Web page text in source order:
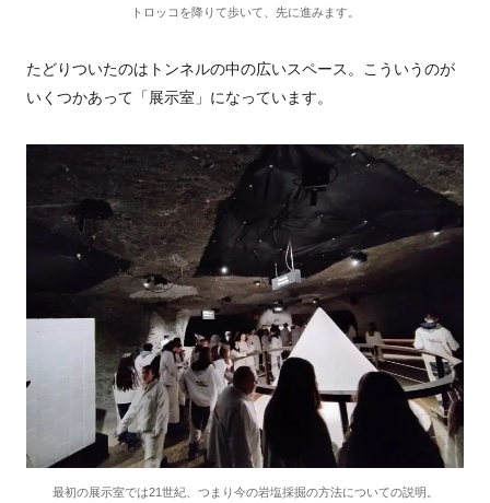
トロッコを降りて歩いて、先に進みます。
たどりついたのはトンネルの中の広いスペース。こういうのが
いくつかあって「展示室」になっています。
最初の展示室では21世紀、つまり今の岩塩採掘の方法についての説明。